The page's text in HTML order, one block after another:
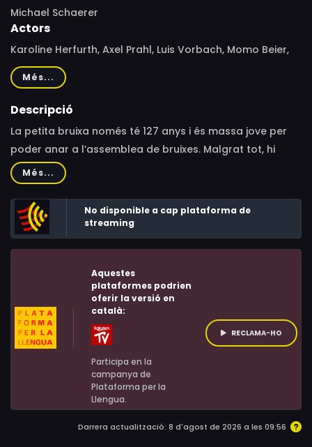
Michael Schaerer
Actors
Karoline Herfurth, Axel Prahl, Luis Vorbach, Momo Beier,
Michael Gempart, Anna Striesow, Suzanne von Borsody,
Barbara Melzl, Eveline Hall, Therese Affolter, Angelika
Böttiger, Amelie Elisa Klein, Carolin Spieß, Katharina
Marcus Signer, Thomas Loibl, Stephan Boden
Més...
Descripció
La petita bruixa només té 127 anys i és massa jove per
poder anar a l’assemblea de bruixes. Malgrat tot, hi
assistirà i això li causarà un bon embolic.
Més...
No disponible a cap plataforma de
streaming
Aquestes
plataformes podrien
oferir la versió en
català:
Participa en la
campanya de
Plataforma per la
Llengua.
RECLAMA-HO
Darrera actualització: 8 d'agost de 2026 a les 09:56